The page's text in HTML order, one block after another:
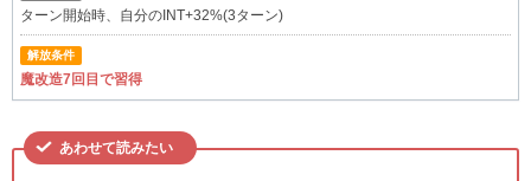
ターン開始時、自分のINT+32%(3ターン)
解放条件
魔改造7回目で習得
あわせて読みたい